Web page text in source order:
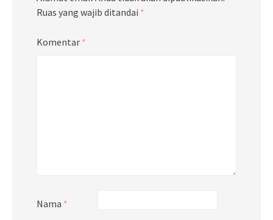
Ruas yang wajib ditandai *
Komentar *
Nama *